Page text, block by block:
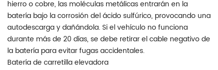
hierro o cobre, las moléculas metálicas entrarán en la
batería bajo la corrosión del ácido sulfúrico, provocando una
autodescarga y dañándola. Si el vehículo no funciona
durante más de 20 días, se debe retirar el cable negativo de
la batería para evitar fugas accidentales.
Batería de carretilla elevadora